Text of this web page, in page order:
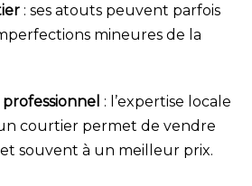
: ses atouts peuvent parfois
mineures de la
: l’expertise locale
courtier permet de vendre
souvent à un meilleur prix.